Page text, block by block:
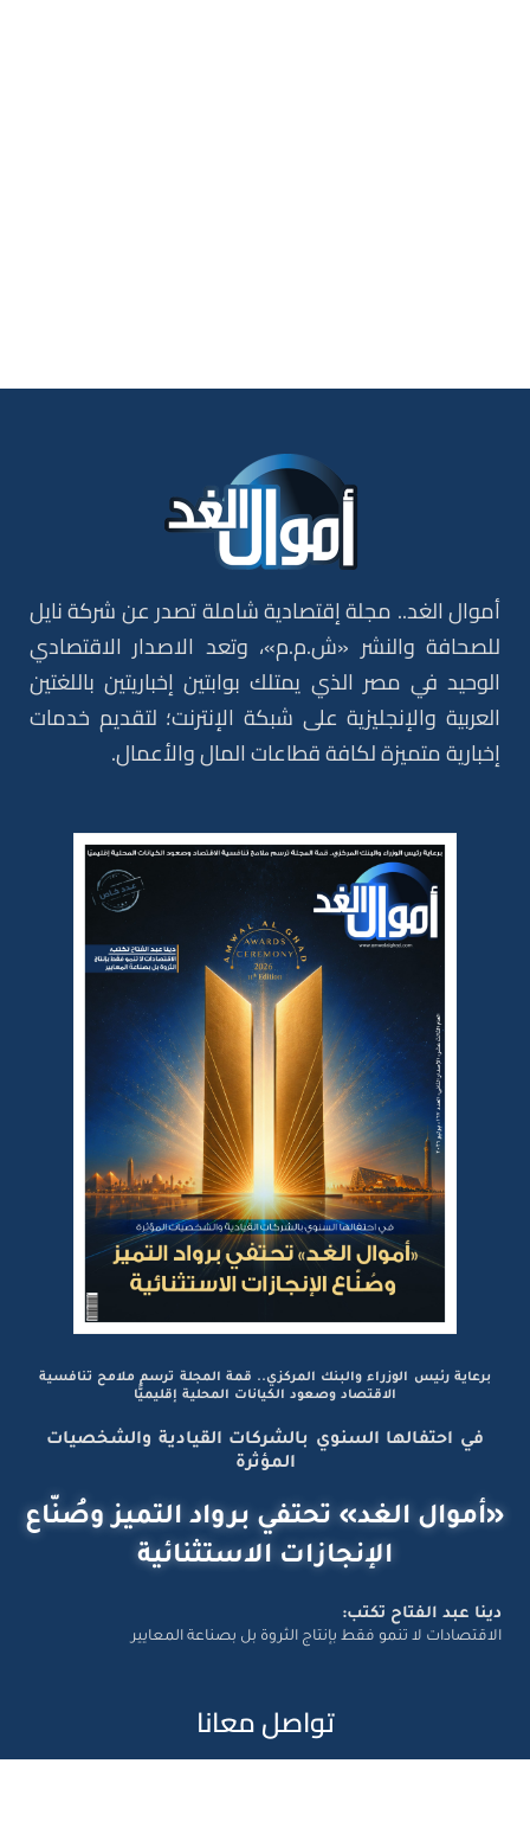
أموال الغد.. مجلة إقتصادية شاملة تصدر عن شركة نايل
للصحافة والنشر «ش.م.م»، وتعد الاصدار الاقتصادي
الوحيد في مصر الذي يمتلك بوابتين إخباريتين باللغتين
العربية والإنجليزية على شبكة الإنترنت؛ لتقديم خدمات
إخبارية متميزة لكافة قطاعات المال والأعمال.
برعاية رئيس الوزراء والبنك المركزي.. قمة المجلة ترسم ملامح تنافسية
الاقتصاد وصعود الكيانات المحلية إقليميًّا
في احتفالها السنوي بالشركات القيادية والشخصيات
المؤثرة
«أموال الغد» تحتفي برواد التميز وصُنّاع
الإنجازات الاستثنائية
دينا عبد الفتاح تكتب:
الاقتصادات لا تنمو فقط بإنتاج الثروة بل بصناعة المعايير
تواصل معانا